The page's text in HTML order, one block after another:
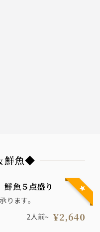
鮮魚◆
鮮魚５点盛り
ります。
2人前~ ¥2,640